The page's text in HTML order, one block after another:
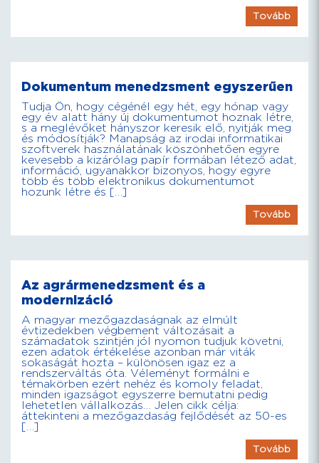
Tovább
Dokumentum menedzsment egyszerűen
Tudja Ön, hogy cégénél egy hét, egy hónap vagy
egy év alatt hány új dokumentumot hoznak létre,
s a meglévőket hányszor keresik elő, nyitják meg
és módosítják? Manapság az irodai informatikai
szoftverek használatának köszönhetően egyre
kevesebb a kizárólag papír formában létező adat,
információ, ugyanakkor bizonyos, hogy egyre
több és több elektronikus dokumentumot
hozunk létre és […]
Tovább
Az agrármenedzsment és a
modernizáció
A magyar mezőgazdaságnak az elmúlt
évtizedekben végbement változásait a
számadatok szintjén jól nyomon tudjuk követni,
ezen adatok értékelése azonban már viták
sokaságát hozta – különösen igaz ez a
rendszerváltás óta. Véleményt formálni e
témakörben ezért nehéz és komoly feladat,
minden igazságot egyszerre bemutatni pedig
lehetetlen vállalkozás… Jelen cikk célja:
áttekinteni a mezőgazdaság fejlődését az 50-es
[…]
Tovább